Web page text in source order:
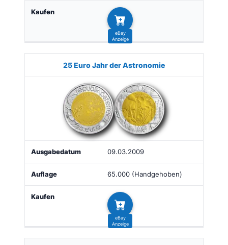
25 Euro Jahr der Astronomie
09.03.2009
65.000 (Handgehoben)